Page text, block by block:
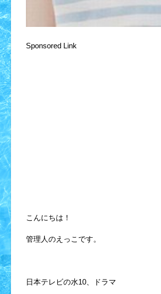
Sponsored Link
こんにちは！
管理人のえっこです。
日本テレビの水10、ドラマ